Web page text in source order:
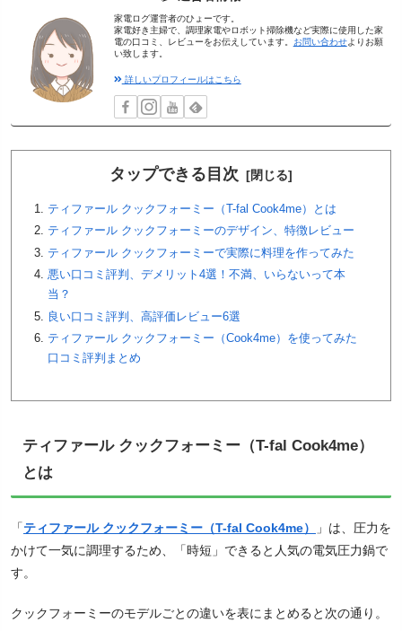
家電ログ運営者のひょーです。
家電好き主婦で、調理家電やロボット掃除機など実際に使用した家
電の口コミ、レビューをお伝えしています。
お問い合わせよりお願
い致します。
詳しいプロフィールはこちら
タップできる目次
ティファール クックフォーミー（T-fal Cook4me）とは
ティファール クックフォーミーのデザイン、特徴レビュー
ティファール クックフォーミーで実際に料理を作ってみた
悪い口コミ評判、デメリット4選！不満、いらないって本
当？
良い口コミ評判、高評価レビュー6選
ティファール クックフォーミー（Cook4me）を使ってみた
口コミ評判まとめ
ティファール クックフォーミー（T-fal Cook4me）
とは
「ティファール クックフォーミー（T-fal Cook4me）
」は、圧力を
かけて一気に調理するため、「時短」できると人気の電気圧力鍋で
す。
クックフォーミーのモデルごとの違いを表にまとめると次の通り。